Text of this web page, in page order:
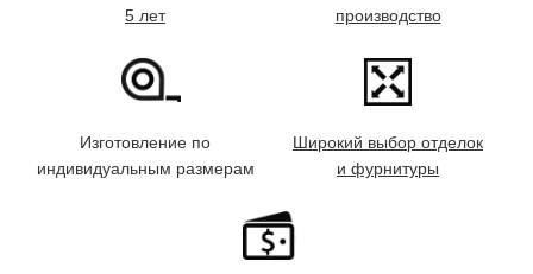
5 лет
производство
Изготовление по
индивидуальным размерам
Широкий выбор отделок
и фурнитуры